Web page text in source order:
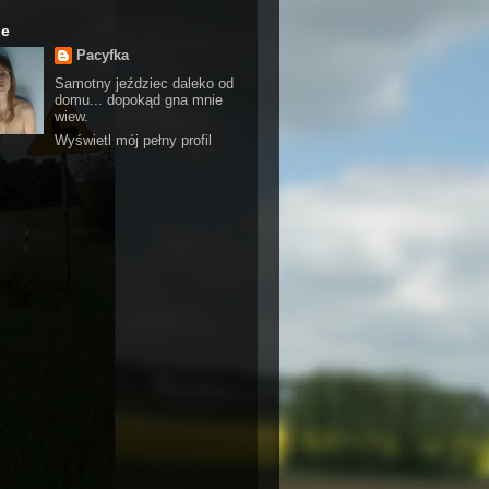
Pacyfka
Samotny jeździec daleko od
domu... dopokąd gna mnie
wiew.
Wyświetl mój pełny profil